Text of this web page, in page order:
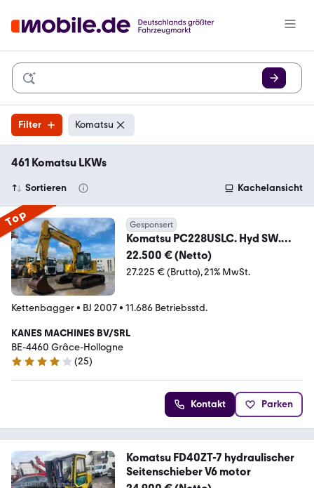
Filter Komatsu
461 Komatsu LKWs
Sortieren Kachelansicht
Top Gesponsert
Komatsu PC228USLC. Hyd SW.
Klima.
22.500 € (Netto)
27.225 € (Brutto) 21% MwSt.
Kettenbagger• BJ 2007• 11.686 Betriebsstd.
KANES MACHINES BV/SRL
BE-4460 Grâce-Hollogne
4 Sterne
(25)
Kontakt Parken
Komatsu FD40ZT-7 hydraulischer
Seitenschieber V6 motor